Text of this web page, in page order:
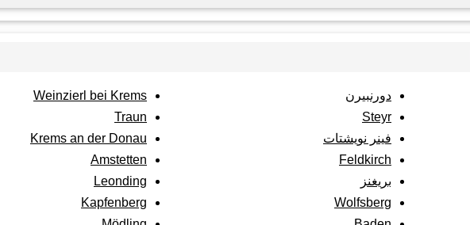
دورنبيرن
Steyr
فينر نويشتات
Feldkirch
بريغنز
Wolfsberg
Weinzierl bei Krems
Traun
Krems an der Donau
Amstetten
Leonding
Kapfenberg